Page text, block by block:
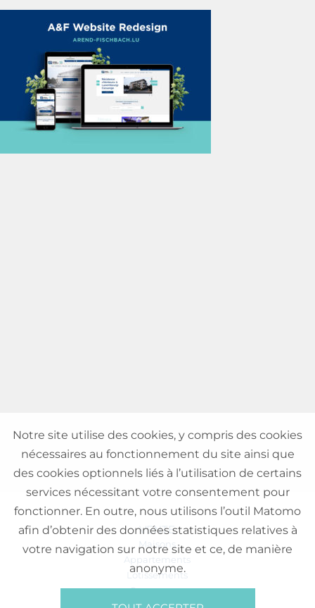
VENTE
Maisons
Appartements
Lotissements
Commerces
Notre site utilise des cookies, y compris des cookies
nécessaires au fonctionnement du site ainsi que
des cookies optionnels liés à l’utilisation de certains
services nécessitant votre consentement pour
fonctionner. En outre, nous utilisons l’outil Matomo
afin d’obtenir des données statistiques relatives à
votre navigation sur notre site et ce, de manière
anonyme.